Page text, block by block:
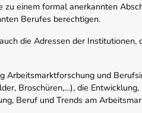
einem formal anerkannten
Berufes berechtigen.
die Adressen der
Arbeitsmarktforschung und
Broschüren,…), die
Beruf und Trends am